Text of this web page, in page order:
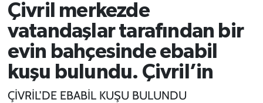
Çivril merkezde
vatandaşlar tarafından bir
evin bahçesinde ebabil
kuşu bulundu. Çivril’in
ÇİVRİL’DE EBABİL KUŞU BULUNDU